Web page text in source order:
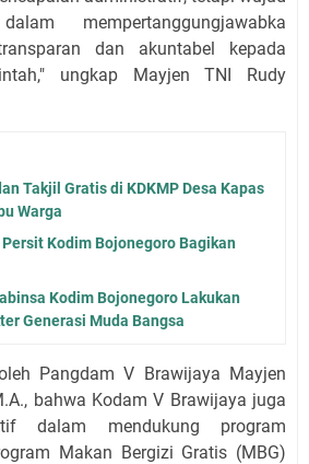
mempertanggungjawabka
dan akuntabel kepada
ungkap Mayjen TNI Rudy
Takjil Gratis di KDKMP Desa Kapas
Warga
Kodim Bojonegoro Bagikan
Kodim Bojonegoro Lakukan
Generasi Muda Bangsa
Pangdam V Brawijaya Mayjen
bahwa Kodam V Brawijaya juga
dalam mendukung program
Makan Bergizi Gratis (MBG)